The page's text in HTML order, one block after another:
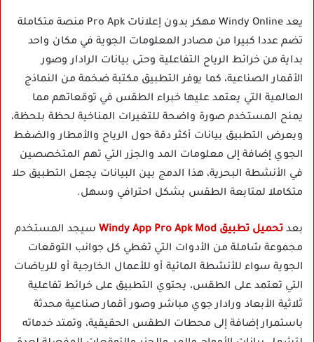
يعد Windy Online مهكر بدون إعلانات Pro Apk منصة متكاملة
تضم عددا كبيرا من مصادر المعلومات الجوية في مكان واحد
بداية من خرائط الرياح التفاعلية وحتى بيانات الرادار وصور
الأقمار الصناعية، كما يوفر التطبيق مكتبة ضخمة من النماذج
العالمية التي يعتمد عليها خبراء الطقس في توقعاتهم مما
يمنح المستخدم صورة واضحة للتغيرات المناخية لحظة بلحظة،
ويعرض التطبيق بيانات أكثر دقة حول الرياح والأمطار والضغط
الجوي إضافة إلى معلومات المد والجزر التي تهم المتخصصين
في الأنشطة البحرية، هذا الدمج بين البيانات يجعل التطبيق حلا
متكاملا لمتابعة الطقس بشكل احترافي وسهل.
بعد تحميل تطبيق Windy App Pro Apk Mod
سيجد المستخدم
مجموعة شاملة من الأدوات التي تغطي كل جوانب التوقعات
الجوية سواء للأنشطة المائية أو للأعمال الخارجية أو للرياضات
التي تعتمد على الطقس، يحتوي التطبيق على خرائط تفاعلية
ثلاثية الأبعاد ورادار جوي مباشر وصور أقمار صناعية محدثة
باستمرار إضافة إلى محطات الطقس الحقيقية، وتمتد خدماته